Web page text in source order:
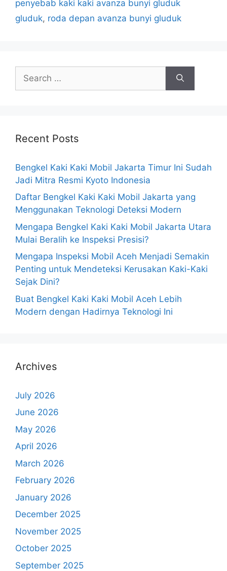
penyebab kaki kaki avanza bunyi gluduk
gluduk, roda depan avanza bunyi gluduk
Recent Posts
Bengkel Kaki Kaki Mobil Jakarta Timur Ini Sudah
Jadi Mitra Resmi Kyoto Indonesia
Daftar Bengkel Kaki Kaki Mobil Jakarta yang
Menggunakan Teknologi Deteksi Modern
Mengapa Bengkel Kaki Kaki Mobil Jakarta Utara
Mulai Beralih ke Inspeksi Presisi?
Mengapa Inspeksi Mobil Aceh Menjadi Semakin
Penting untuk Mendeteksi Kerusakan Kaki-Kaki
Sejak Dini?
Buat Bengkel Kaki Kaki Mobil Aceh Lebih
Modern dengan Hadirnya Teknologi Ini
Archives
July 2026
June 2026
May 2026
April 2026
March 2026
February 2026
January 2026
December 2025
November 2025
October 2025
September 2025